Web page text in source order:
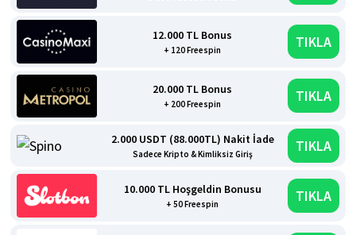
12.000 TL Bonus
+ 120 Freespin TIKLA
20.000 TL Bonus
+ 200 Freespin TIKLA
2.000 USDT (88.000TL) Nakit İade
Sadece Kripto & Kimliksiz Giriş TIKLA
10.000 TL Hoşgeldin Bonusu
+ 50 Freespin TIKLA